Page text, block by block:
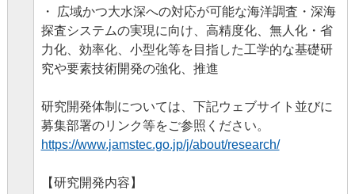
・ 広域かつ大水深への対応が可能な海洋調査・深海
探査システムの実現に向け、高精度化、無人化・省
力化、効率化、小型化等を目指した工学的な基礎研
究や要素技術開発の強化、推進
研究開発体制については、下記ウェブサイト並びに
募集部署のリンク等をご参照ください。
https://www.jamstec.go.jp/j/about/research/
【研究開発内容】